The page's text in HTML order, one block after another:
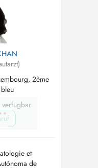
2ème
verfügbar
et
de